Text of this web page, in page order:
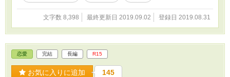
文字数 8,398 最終更新日 2019.09.02 登録日 2019.08.31
恋愛 完結 長編 R15
お気に入りに追加 145